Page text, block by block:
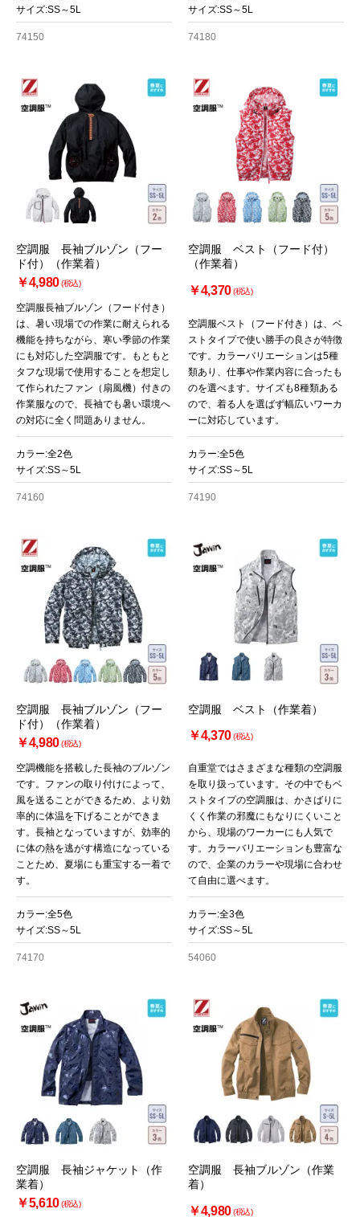
サイズ:SS～5L
74150
サイズ:SS～5L
74180
空調服 長袖ブルゾン（フー
ド付）（作業着）
￥4,980(税込)
空調服長袖ブルゾン（フード付き）
は、暑い現場での作業に耐えられる
機能を持ちながら、寒い季節の作業
にも対応した空調服です。もともと
タフな現場で使用することを想定し
て作られたファン（扇風機）付きの
作業服なので、長袖でも暑い環境へ
の対応に全く問題ありません。
カラー:全2色
サイズ:SS～5L
74160
空調服 ベスト（フード付）
（作業着）
￥4,370(税込)
空調服ベスト（フード付き）は、ベ
ストタイプで使い勝手の良さが特徴
です。カラーバリエーションは5種
類あり、仕事や作業内容に合ったも
のを選べます。サイズも8種類ある
ので、着る人を選ばず幅広いワーカ
ーに対応しています。
カラー:全5色
サイズ:SS～5L
74190
空調服 長袖ブルゾン（フー
ド付）（作業着）
￥4,980(税込)
空調機能を搭載した長袖のブルゾン
です。ファンの取り付けによって、
風を送ることができるため、より効
率的に体温を下げることができま
す。長袖となっていますが、効率的
に体の熱を逃がす構造になっている
ことため、夏場にも重宝する一着で
す。
カラー:全5色
サイズ:SS～5L
74170
空調服 ベスト（作業着）
￥4,370(税込)
自重堂ではさまざまな種類の空調服
を取り扱っています。その中でもベ
ストタイプの空調服は、かさばりに
くく作業の邪魔にもなりにくいこと
から、現場のワーカーにも人気で
す。カラーバリエーションも豊富な
ので、企業のカラーや現場に合わせ
て自由に選べます。
カラー:全3色
サイズ:SS～5L
54060
空調服 長袖ジャケット（作
業着）
￥5,610(税込)
空調服 長袖ブルゾン（作業
着）
￥4,980(税込)
お買い物を続ける カートへ進む